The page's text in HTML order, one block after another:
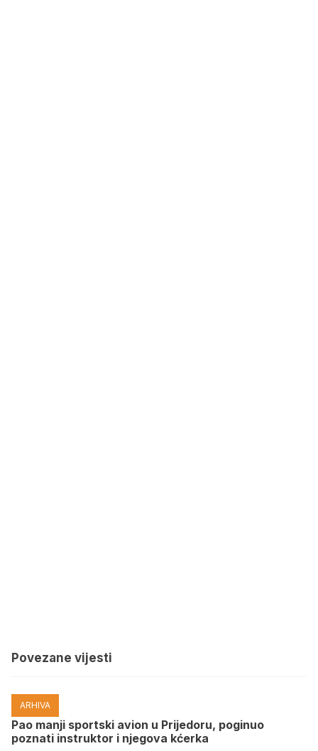
Povezane vijesti
ARHIVA
Pao manji sportski avion u Prijedoru, poginuo
poznati instruktor i njegova kćerka